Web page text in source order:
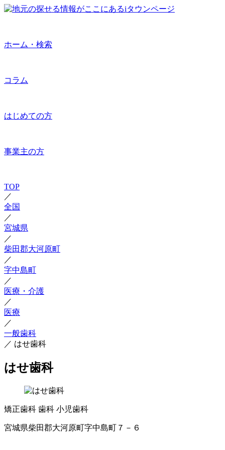
ホーム・検索
コラム
はじめての方
事業主の方
TOP
／
全国
／
宮城県
／
柴田郡大河原町
／
字中島町
／
医療・介護
／
医療
／
一般歯科
／ はせ歯科
はせ歯科
矯正歯科 歯科 小児歯科
宮城県柴田郡大河原町字中島町７－６